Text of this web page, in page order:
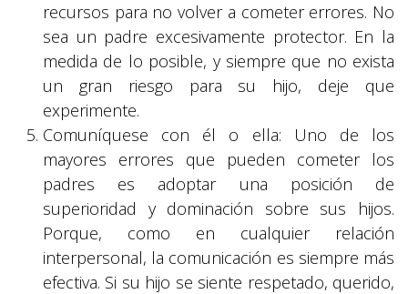
recursos para no volver a cometer errores. No
sea un padre excesivamente protector. En la
medida de lo posible, y siempre que no exista
un gran riesgo para su hijo, deje que
experimente.
Comuníquese con él o ella: Uno de los
mayores errores que pueden cometer los
padres es adoptar una posición de
superioridad y dominación sobre sus hijos.
Porque, como en cualquier relación
interpersonal, la comunicación es siempre más
efectiva. Si su hijo se siente respetado, querido,